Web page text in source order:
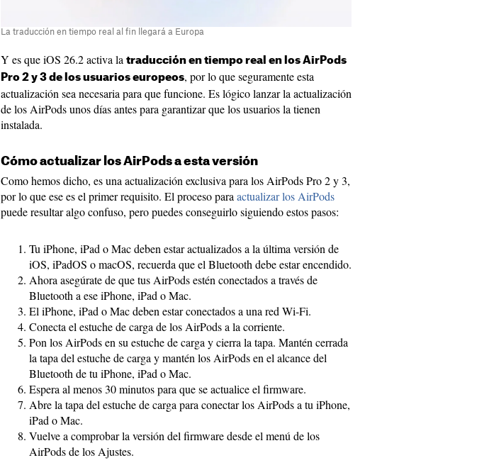
La traducción en tiempo real al fin llegará a Europa
Y es que iOS 26.2 activa la traducción en tiempo real en los AirPods
Pro 2 y 3 de los usuarios europeos, por lo que seguramente esta
actualización sea necesaria para que funcione. Es lógico lanzar la actualización
de los AirPods unos días antes para garantizar que los usuarios la tienen
instalada.
Cómo actualizar los AirPods a esta versión
Como hemos dicho, es una actualización exclusiva para los AirPods Pro 2 y 3,
por lo que ese es el primer requisito. El proceso paraactualizar los AirPods
puede resultar algo confuso, pero puedes conseguirlo siguiendo estos pasos:
Tu iPhone, iPad o Mac deben estar actualizados a la última versión de
iOS, iPadOS o macOS, recuerda que el Bluetooth debe estar encendido.
Ahora asegúrate de que tus AirPods estén conectados a través de
Bluetooth a ese iPhone, iPad o Mac.
El iPhone, iPad o Mac deben estar conectados a una red Wi-Fi.
Conecta el estuche de carga de los AirPods a la corriente.
Pon los AirPods en su estuche de carga y cierra la tapa. Mantén cerrada
la tapa del estuche de carga y mantén los AirPods en el alcance del
Bluetooth de tu iPhone, iPad o Mac.
Espera al menos 30 minutos para que se actualice el firmware.
Abre la tapa del estuche de carga para conectar los AirPods a tu iPhone,
iPad o Mac.
Vuelve a comprobar la versión del firmware desde el menú de los
AirPods de los Ajustes.